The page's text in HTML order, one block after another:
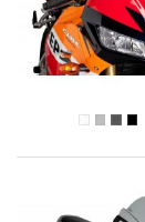
Lekko